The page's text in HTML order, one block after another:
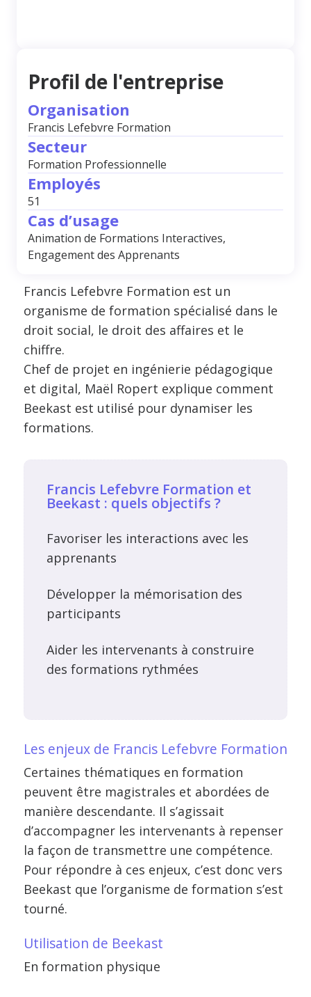
Profil de l'entreprise
Organisation
Francis Lefebvre Formation
Secteur
Formation Professionnelle
Employés
51
Cas d’usage
Animation de Formations Interactives,
Engagement des Apprenants
Francis Lefebvre Formation est un
organisme de formation spécialisé dans le
droit social, le droit des affaires et le
chiffre.
Chef de projet en ingénierie pédagogique
et digital, Maël Ropert explique comment
Beekast est utilisé pour dynamiser les
formations.
Francis Lefebvre Formation et
Beekast : quels objectifs ?
Favoriser les interactions avec les
apprenants
Développer la mémorisation des
participants
Aider les intervenants à construire
des formations rythmées
Les enjeux de Francis Lefebvre Formation
Certaines thématiques en formation
peuvent être magistrales et abordées de
manière descendante. Il s’agissait
d’accompagner les intervenants à repenser
la façon de transmettre une compétence.
Pour répondre à ces enjeux, c’est donc vers
Beekast que l’organisme de formation s’est
tourné.
Utilisation de Beekast
En formation physique